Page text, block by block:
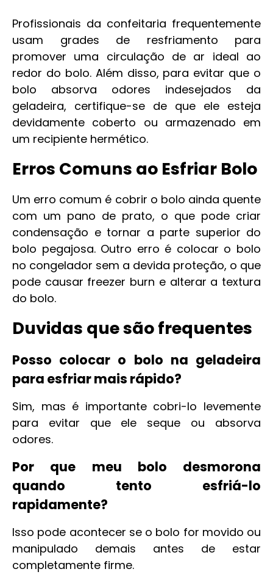
Profissionais da confeitaria frequentemente
usam grades de resfriamento para
promover uma circulação de ar ideal ao
redor do bolo. Além disso, para evitar que o
bolo absorva odores indesejados da
geladeira, certifique-se de que ele esteja
devidamente coberto ou armazenado em
um recipiente hermético.
Erros Comuns ao Esfriar Bolo
Um erro comum é cobrir o bolo ainda quente
com um pano de prato, o que pode criar
condensação e tornar a parte superior do
bolo pegajosa. Outro erro é colocar o bolo
no congelador sem a devida proteção, o que
pode causar freezer burn e alterar a textura
do bolo.
Duvidas que são frequentes
Posso colocar o bolo na geladeira
para esfriar mais rápido?
Sim, mas é importante cobri-lo levemente
para evitar que ele seque ou absorva
odores.
Por que meu bolo desmorona
quando tento esfriá-lo
rapidamente?
Isso pode acontecer se o bolo for movido ou
manipulado demais antes de estar
completamente firme.